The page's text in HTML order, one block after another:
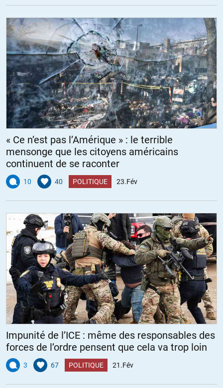
« Ce n’est pas l’Amérique » : le terrible
mensonge que les citoyens américains
continuent de se raconter
10 40 POLITIQUE 23.Fév
Impunité de l’ICE : même des responsables des
forces de l’ordre pensent que cela va trop loin
3 67 POLITIQUE 21.Fév